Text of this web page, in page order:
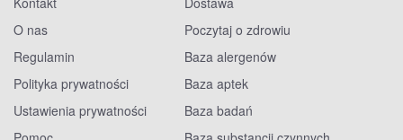
O nas
Regulamin
Polityka prywatności
Ustawienia prywatności
Poczytaj o zdrowiu
Baza alergenów
Baza aptek
Baza badań